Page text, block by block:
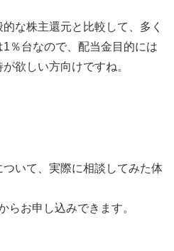
な株主還元と比較して、多く
％台なので、配当金目的には
欲しい方向けですね。
ついて、実際に相談してみた体
らお申し込みできます。